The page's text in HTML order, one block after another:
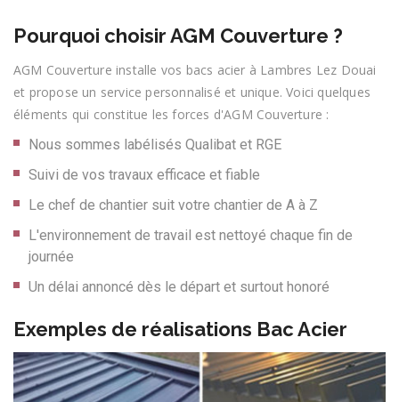
Pourquoi choisir AGM Couverture ?
AGM Couverture installe vos bacs acier à Lambres Lez Douai
et propose un service personnalisé et unique. Voici quelques
éléments qui constitue les forces d'AGM Couverture :
Nous sommes labélisés Qualibat et RGE
Suivi de vos travaux efficace et fiable
Le chef de chantier suit votre chantier de A à Z
L'environnement de travail est nettoyé chaque fin de
journée
Un délai annoncé dès le départ et surtout honoré
Exemples de réalisations Bac Acier